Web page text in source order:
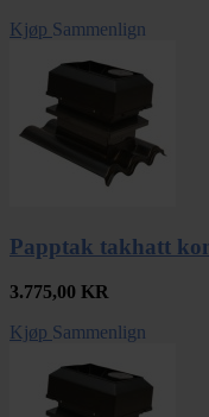
Kjøp Sammenlign
Papptak takhatt
3.775,00 KR
Kjøp Sammenlign